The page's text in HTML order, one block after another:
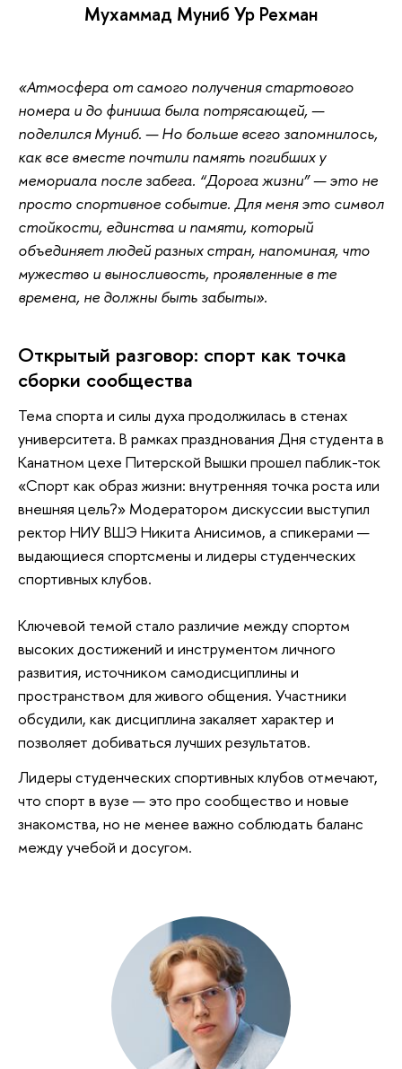
Мухаммад Муниб Ур Рехман
«Атмосфера от самого получения стартового
номера и до финиша была потрясающей, —
поделился Муниб. — Но больше всего запомнилось,
как все вместе почтили память погибших у
мемориала после забега. “Дорога жизни” — это не
просто спортивное событие. Для меня это символ
стойкости, единства и памяти, который
объединяет людей разных стран, напоминая, что
мужество и выносливость, проявленные в те
времена, не должны быть забыты».
Открытый разговор: спорт как точка
сборки сообщества
Тема спорта и силы духа продолжилась в стенах
университета. В рамках празднования Дня студента в
Канатном цехе Питерской Вышки прошел паблик-ток
«Спорт как образ жизни: внутренняя точка роста или
внешняя цель?» Модератором дискуссии выступил
ректор НИУ ВШЭ Никита Анисимов, а спикерами —
выдающиеся спортсмены и лидеры студенческих
спортивных клубов.
Ключевой темой стало различие между спортом
высоких достижений и инструментом личного
развития, источником самодисциплины и
пространством для живого общения. Участники
обсудили, как дисциплина закаляет характер и
позволяет добиваться лучших результатов.
Лидеры студенческих спортивных клубов отмечают,
что спорт в вузе — это про сообщество и новые
знакомства, но не менее важно соблюдать баланс
между учебой и досугом.